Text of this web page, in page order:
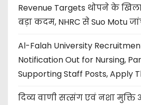
Revenue Targets थोपने के
बड़ा कदम, NHRC से Suo Motu
Al-Falah University
Notification Out for Nursing,
Supporting Staff Posts, Apply
दिव्य वाणी सत्संग एवं नशा मुक्ति